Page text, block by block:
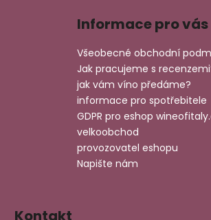
Informace pro vás
Všeobecné obchodní
Jak pracujeme s
jak vám víno předáme?
informace pro spotřebitele
GDPR pro eshop
velkoobchod
provozovatel eshopu
Napište nám
Kontakt